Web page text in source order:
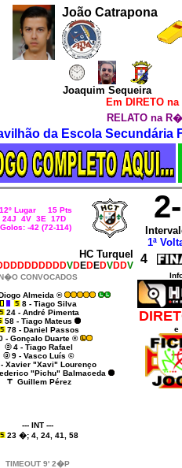
João Catrapona
Joaquim Sequeira
Em DIRETO
RELATO na
da Escola Secundária
12º Lugar 15 Pts
24J 4V 3E 17D
Golos: -42 (72-114)
1ª
HC Turquel
VDEDEDVDDV 4
CONVOCADOS
Almeida ®
8 - Tiago Silva
24 - André Pimenta
58 - Tiago Mateus
78 - Daniel Passos
- Gonçalo Duarte ®
4 - Tiago Rafael
9 - Vasco Luís ©
- Xavier "Xavi" Lourenço
"Pichu" Balmaceda
Guillem Pérez
--- INT ---
23 �; 4, 24, 41, 58
TIMEOUT 9' 2�P
e